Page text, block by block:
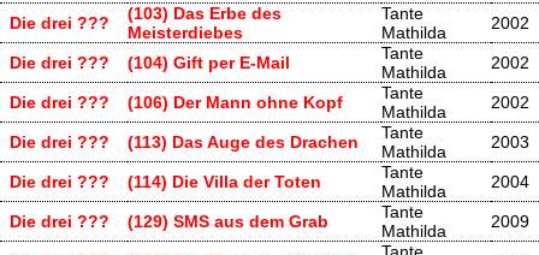
Die drei ???
(103) Das Erbe des
Meisterdiebes
Tante
Mathilda
2002
Die drei ??? (104) Gift per E-Mail
Tante
Mathilda
2002
Die drei ??? (106) Der Mann ohne Kopf
Tante
Mathilda
2002
Die drei ??? (113) Das Auge des Drachen
Tante
Mathilda
2003
Die drei ??? (114) Die Villa der Toten
Tante
Mathilda
2004
Die drei ??? (129) SMS aus dem Grab
Tante
Mathilda
2009
Tante